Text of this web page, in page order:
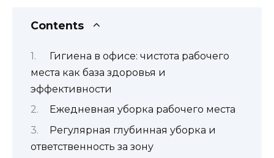
Contents
Гигиена в офисе: чистота рабочего
места как база здоровья и
эффективности
Ежедневная уборка рабочего места
Регулярная глубинная уборка и
ответственность за зону